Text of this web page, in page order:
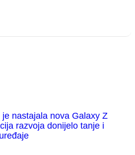
nastajala nova Galaxy Z
razvoja donijelo tanje i